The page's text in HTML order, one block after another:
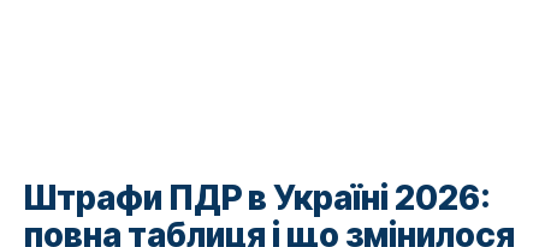
Штрафи ПДР в Україні 2026:
повна таблиця і що змінилося